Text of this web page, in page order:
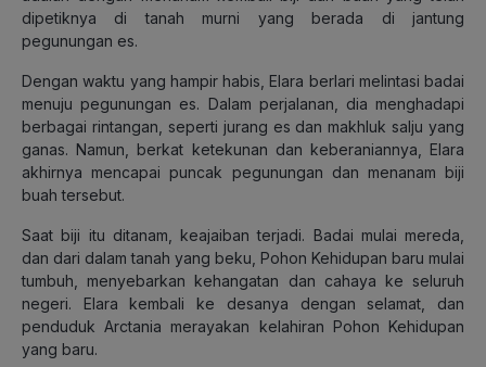
dipetiknya di tanah murni yang berada di jantung
pegunungan es.
Dengan waktu yang hampir habis, Elara berlari melintasi badai
menuju pegunungan es. Dalam perjalanan, dia menghadapi
berbagai rintangan, seperti jurang es dan makhluk salju yang
ganas. Namun, berkat ketekunan dan keberaniannya, Elara
akhirnya mencapai puncak pegunungan dan menanam biji
buah tersebut.
Saat biji itu ditanam, keajaiban terjadi. Badai mulai mereda,
dan dari dalam tanah yang beku, Pohon Kehidupan baru mulai
tumbuh, menyebarkan kehangatan dan cahaya ke seluruh
negeri. Elara kembali ke desanya dengan selamat, dan
penduduk Arctania merayakan kelahiran Pohon Kehidupan
yang baru.